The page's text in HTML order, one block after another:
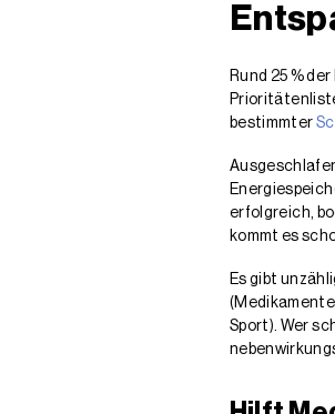
Rund 25 %
bestimmter
erfolgreich,
kommt es
Es gibt
Sport). Wer